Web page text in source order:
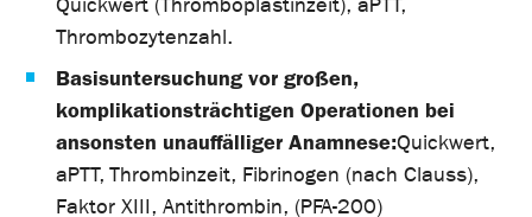
Quickwert (Thromboplastinzeit), aPTT,
Thrombozytenzahl.
Basisuntersuchung vor großen,
komplikationsträchtigen Operationen bei
ansonsten unauffälliger Anamnese:Quickwert,
aPTT, Thrombinzeit, Fibrinogen (nach Clauss),
Faktor XIII, Antithrombin, (PFA-200)